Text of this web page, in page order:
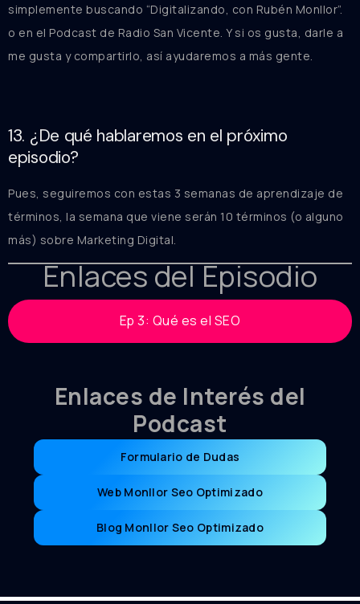
simplemente buscando “Digitalizando, con Rubén Monllor”.
o en el Podcast de Radio San Vicente. Y si os gusta, darle a
me gusta y compartirlo, así ayudaremos a más gente.
13. ¿De qué hablaremos en el próximo
episodio?
Pues, seguiremos con estas 3 semanas de aprendizaje de
términos, la semana que viene serán 10 términos (o alguno
más) sobre Marketing Digital.
Enlaces del Episodio
Ep 3: Qué es el SEO
Enlaces de Interés del
Podcast
Formulario de Dudas
Web Monllor Seo Optimizado
Blog Monllor Seo Optimizado